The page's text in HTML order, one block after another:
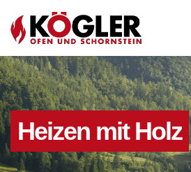
Heizen mit Holz